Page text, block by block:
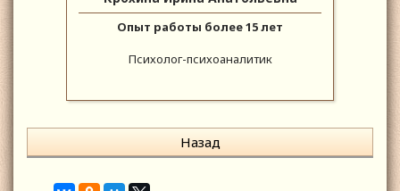
Опыт работы более 15 лет
Психолог-психоаналитик
Назад